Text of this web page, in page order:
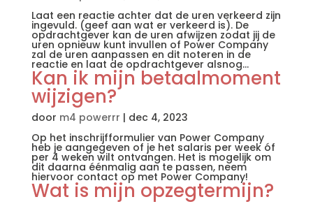
Laat een reactie achter dat de uren verkeerd zijn
ingevuld. (geef aan wat er verkeerd is). De
opdrachtgever kan de uren afwijzen zodat jij de
uren opnieuw kunt invullen of Power Company
zal de uren aanpassen en dit noteren in de
reactie en laat de opdrachtgever alsnog...
Kan ik mijn betaalmoment
wijzigen?
door m4 powerrr | dec 4, 2023
Op het inschrijfformulier van Power Company
heb je aangegeven of je het salaris per week óf
per 4 weken wilt ontvangen. Het is mogelijk om
dit daarna éénmalig aan te passen, neem
hiervoor contact op met Power Company!
Wat is mijn opzegtermijn?